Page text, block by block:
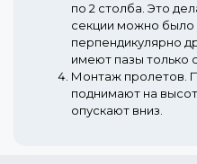
по 2 столба. Это
секции можно было
перпендикулярно
имеют пазы только
Монтаж пролетов.
поднимают на
опускают вниз.